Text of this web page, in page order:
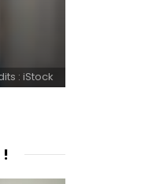
: iStock
!